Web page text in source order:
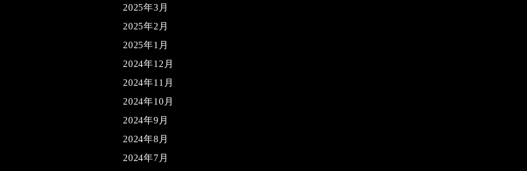
2025年3月
2025年2月
2025年1月
2024年12月
2024年11月
2024年10月
2024年9月
2024年8月
2024年7月